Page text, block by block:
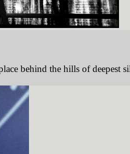
behind the hills of